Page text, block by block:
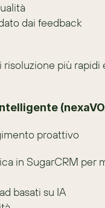
dai feedback
più
proattivo
in SugarCRM
basati su IA